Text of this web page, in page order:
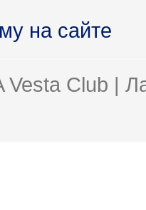
на сайте
Vesta Club |